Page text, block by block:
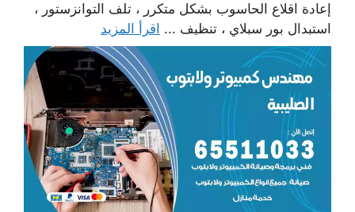
إعادة اقلاع الحاسوب بشكل متكرر ، تلف التوانزستور ،
استبدال بور سبلاي ، تنظيف ... اقرأ المزيد